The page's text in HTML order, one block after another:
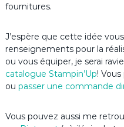
fournitures.
J’espère que cette idée
renseignements pour la
ou vous équiper, je serai
catalogue Stampin’Up!
ou passer une commande
Vous pouvez aussi me